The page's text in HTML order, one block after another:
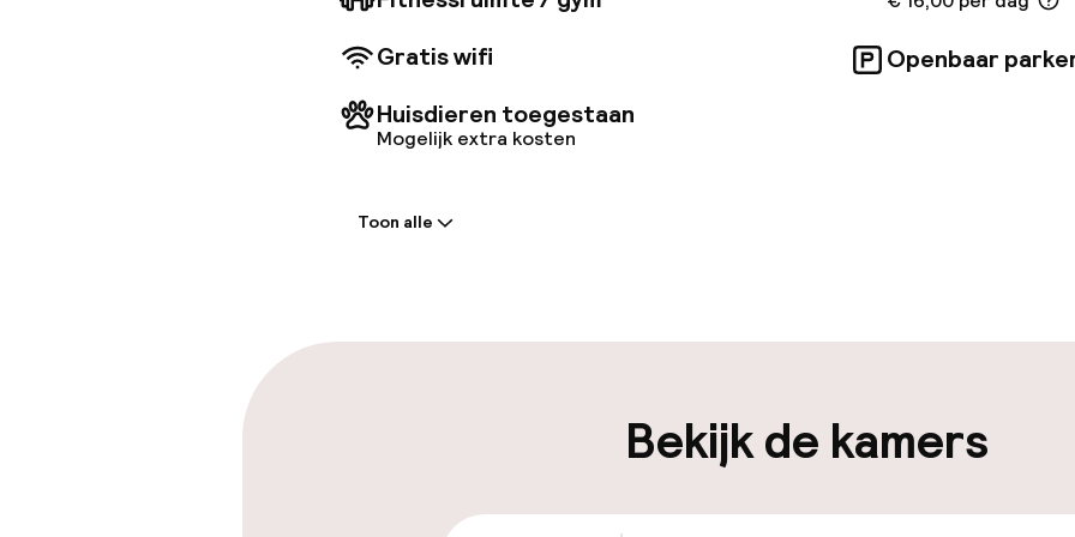
Gratis wifi
Huisdieren toegestaan
Mogelijk extra kosten
Openbaar
Parkeergelegenheid op eigen
€ 16,00 per dag
Openbaar
Toon alle
Bekijk de kamers